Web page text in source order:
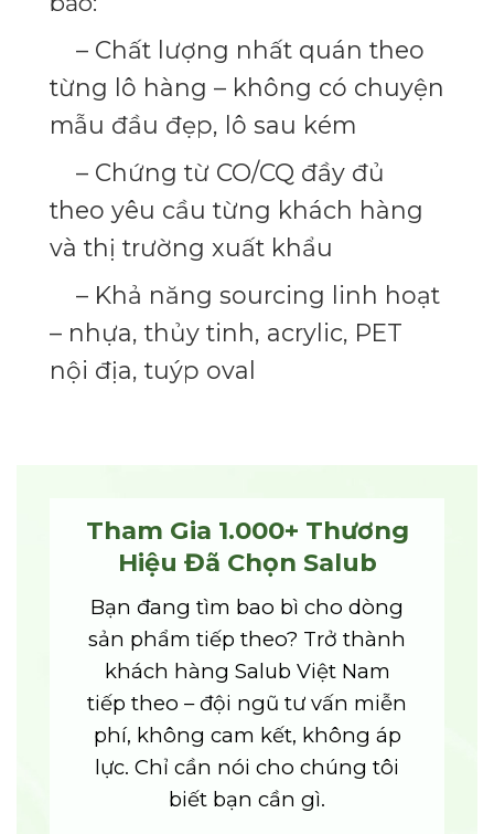
– Chất lượng nhất quán theo
từng lô hàng – không có chuyện
mẫu đầu đẹp, lô sau kém
– Chứng từ CO/CQ đầy đủ
theo yêu cầu từng khách hàng
và thị trường xuất khẩu
– Khả năng sourcing linh hoạt
– nhựa, thủy tinh, acrylic, PET
nội địa, tuýp oval
Tham Gia 1.000+ Thương
Hiệu Đã Chọn Salub
Bạn đang tìm bao bì cho dòng
sản phẩm tiếp theo? Trở thành
khách hàng Salub Việt Nam
tiếp theo – đội ngũ tư vấn miễn
phí, không cam kết, không áp
lực. Chỉ cần nói cho chúng tôi
biết bạn cần gì.